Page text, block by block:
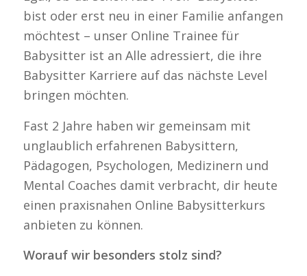
bist oder erst neu in einer Familie anfangen
möchtest – unser Online Trainee für
Babysitter ist an Alle adressiert, die ihre
Babysitter Karriere auf das nächste Level
bringen möchten.
Fast 2 Jahre haben wir gemeinsam mit
unglaublich erfahrenen Babysittern,
Pädagogen, Psychologen, Medizinern und
Mental Coaches damit verbracht, dir heute
einen praxisnahen Online Babysitterkurs
anbieten zu können.
Worauf wir besonders stolz sind?